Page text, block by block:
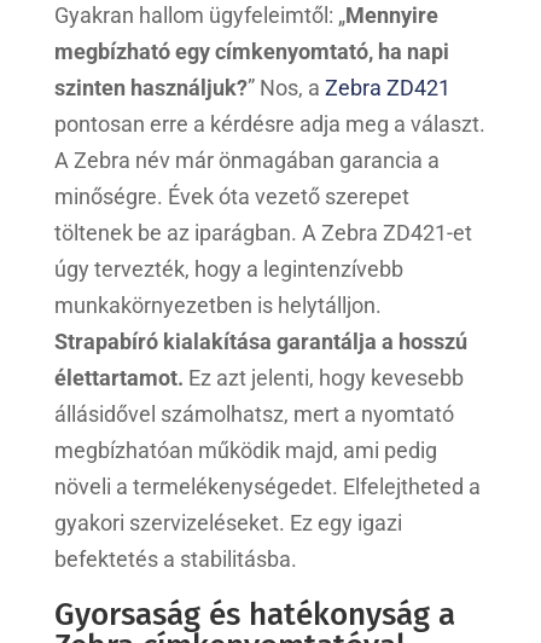
Gyakran hallom ügyfeleimtől: „Mennyire
megbízható egy címkenyomtató, ha napi
szinten használjuk?” Nos, a Zebra ZD421
pontosan erre a kérdésre adja meg a választ.
A Zebra név már önmagában garancia a
minőségre. Évek óta vezető szerepet
töltenek be az iparágban. A Zebra ZD421-et
úgy tervezték, hogy a legintenzívebb
munkakörnyezetben is helytálljon.
Strapabíró kialakítása garantálja a hosszú
élettartamot. Ez azt jelenti, hogy kevesebb
állásidővel számolhatsz, mert a nyomtató
megbízhatóan működik majd, ami pedig
növeli a termelékenységedet. Elfelejtheted a
gyakori szervizeléseket. Ez egy igazi
befektetés a stabilitásba.
Gyorsaság és hatékonyság a